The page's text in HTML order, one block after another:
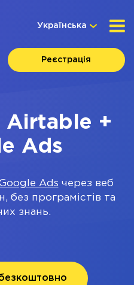
Українська
Реєстрація
Airtable +
Ads
Ads через веб
без програмістів та
знань.